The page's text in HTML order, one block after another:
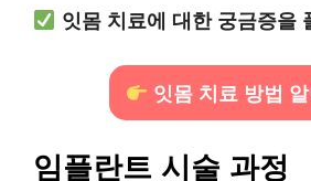
잇몸 치료에 대한 궁금증을
잇몸 치료 방법
임플란트 시술 과정